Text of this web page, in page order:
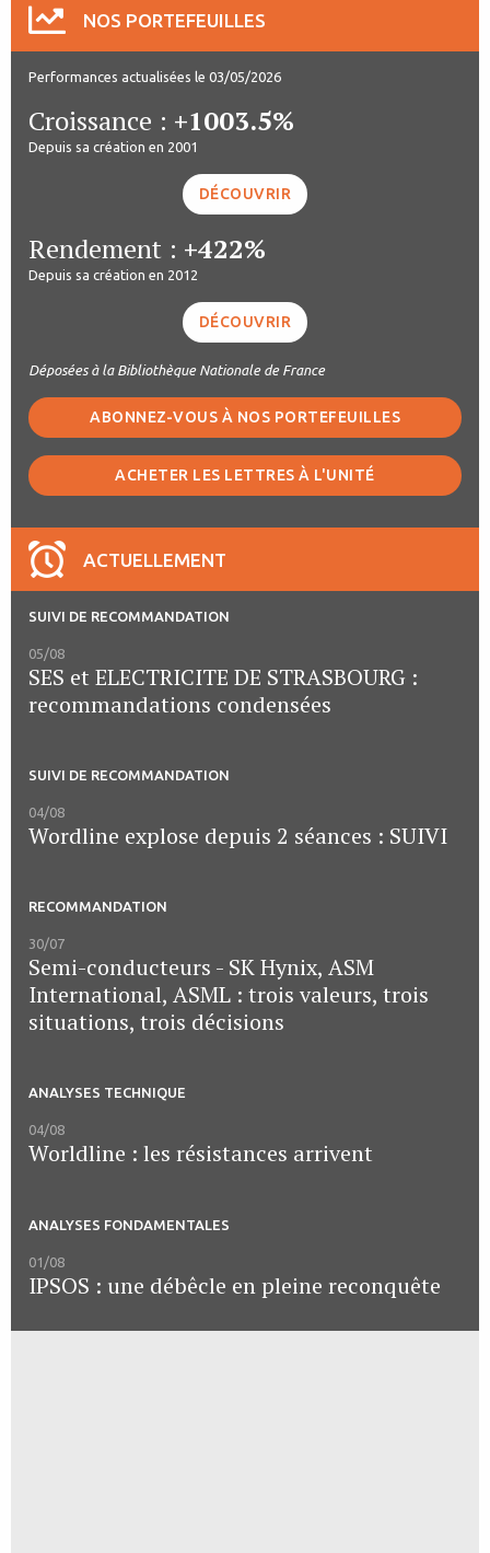
NOS PORTEFEUILLES
Performances actualisées le 03/05/2026
Croissance : +1003.5%
Depuis sa création en 2001
DÉCOUVRIR
Rendement : +422%
Depuis sa création en 2012
DÉCOUVRIR
Déposées à la Bibliothèque Nationale de France
ABONNEZ-VOUS À NOS PORTEFEUILLES
ACHETER LES LETTRES À L'UNITÉ
ACTUELLEMENT
SUIVI DE RECOMMANDATION
05/08
SES et ELECTRICITE DE STRASBOURG :
recommandations condensées
SUIVI DE RECOMMANDATION
04/08
Wordline explose depuis 2 séances : SUIVI
RECOMMANDATION
30/07
Semi-conducteurs - SK Hynix, ASM
International, ASML : trois valeurs, trois
situations, trois décisions
ANALYSES TECHNIQUE
04/08
Worldline : les résistances arrivent
ANALYSES FONDAMENTALES
01/08
IPSOS : une débêcle en pleine reconquête